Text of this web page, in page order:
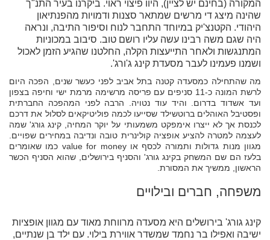
המקורה (בחינם יש לציין), היוו פיצוי ראוי. ביקרנו בעיר התנ"ך
שהינה מיצג די מרשים שמתאר סצנות ודמויות מהפנתיאון
היהודי. הקטנצ'יק במיוחד התחבר לנוח וסיפור התיבה, ונראה
היה שגם משה רבינו עשה עליו רושם טוב. סיבוב במכוניות
המתנגשות ולאחר התייעצות הקלה, החלטנו שהגיע הזמן לאכול
ושמנו פעמינו לעבר מסעדת קינג ג'ורג'.
מה שהתחילה כמסעדה קטנה בתל אביב לפני כעשר שנים, הפכה היום
לרשת המונה כ-11 סניפים עם פריסה מרשימה מרמת ישי וחיפה בצפון
ועד אשדוד בדרום. והיד עוד נטויה. הרבה לפני המהפכה החברתית
ופסטיבל האוהלים ברוטשילד שסייעו לכמה פוליטיקאים לסלול את דרכם
לכנסת אך לא ייצרו אימפקט משמעותי על יוקר המחיה, קינג גורג' שמה
לעצמה למטרה להציע אופציה קולינרית טובה ונדיבה במחירים שפויים.
מגוון מנות גדולות ותמורה לכסף או value for money כמו שאומרים
בלעז הם שם המשחק בקינג גורג' והסניף בירושלים, שהוא הסניף הכשר
הראשון, ממשיך את המסורת.
משפחה, חברים ובילויים
קינג גורג' בירושלים היא מסעדה מרווחת מאוד עם מגוון אופציות
ישיבה ואפילו בר נחמד שמשדר אווירת בילוי. עם ילד בן שנתיים,